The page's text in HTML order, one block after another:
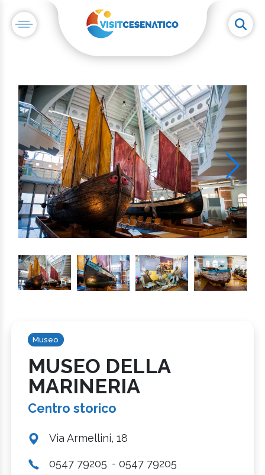
Museo
MUSEO DELLA
MARINERIA
Centro storico
Via Armellini, 18
0547 79205 - 0547 79205